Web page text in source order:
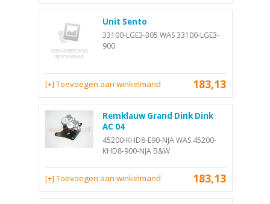
Unit Sento
33100-LGE3-305 WAS 33100-LGE3-
900
183,13
[+] Toevoegen aan winkelmand
Remklauw Grand Dink Dink
AC 04
45200-KHD8-E90-NJA WAS 45200-
KHD8-900-NJA B&W
183,13
[+] Toevoegen aan winkelmand